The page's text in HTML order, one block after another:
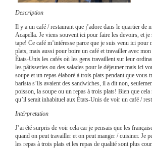
Description
Il y a un café / restaurant que j’adore dans le quartier de
Acapella. Je viens souvent ici pour faire les devoirs, et
tape! Ce café m’intéresse parce que je suis venu ici pour
plats, mais aussi pour boire un café et travailler avec
États-Unis les cafés où les gens travaillent sur leur
les pâtisseries ou des salades pour le déjeuner mais ici
soupe et un repas élaboré à trois plats pendant que vous
barista s’ils avaient des sandwiches, il a dit non,
poisson, la soupe ou un repas à trois plats! Bien que cela
qu’il serait inhabituel aux États-Unis de voir un café /
Intérpretation
J’ai été surpris de voir cela car je pensais que les
quand on peut travailler et on peut manger / cuisiner. Je
les repas à trois plats et les repas de qualité sont plus